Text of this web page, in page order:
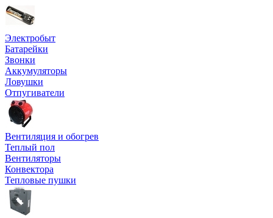
Электробыт
Батарейки
Звонки
Аккумуляторы
Ловушки
Отпугиватели
Вентиляция и обогрев
Теплый пол
Вентиляторы
Конвектора
Тепловые пушки